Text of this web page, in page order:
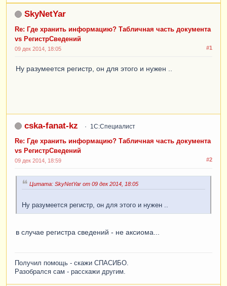
SkyNetYar
Re: Где хранить информацию? Табличная часть документа
vs РегистрСведений
#1
09 дек 2014, 18:05
Ну разумеется регистр, он для этого и нужен ..
cska-fanat-kz 1С:Специалист
Re: Где хранить информацию? Табличная часть документа
vs РегистрСведений
#2
09 дек 2014, 18:59
Цитата: SkyNetYar от 09 дек 2014, 18:05
Ну разумеется регистр, он для этого и нужен ..
в случае регистра сведений - не аксиома...
Получил помощь - скажи СПАСИБО.
Разобрался сам - расскажи другим.